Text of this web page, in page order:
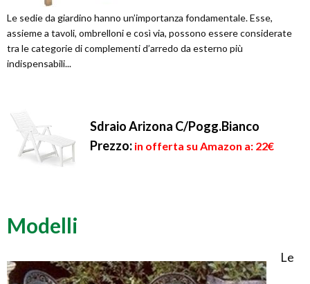
Le sedie da giardino hanno un’importanza fondamentale. Esse,
assieme a tavoli, ombrelloni e così via, possono essere considerate
tra le categorie di complementi d’arredo da esterno più
indispensabili...
Sdraio Arizona C/Pogg.Bianco
Prezzo: in offerta su Amazon a: 22€
Modelli
Le